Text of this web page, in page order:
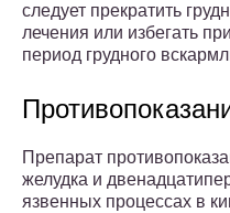
следует прекратить
лечения или избегать
период грудного
Препарат
желудка и
язвенных процессах в